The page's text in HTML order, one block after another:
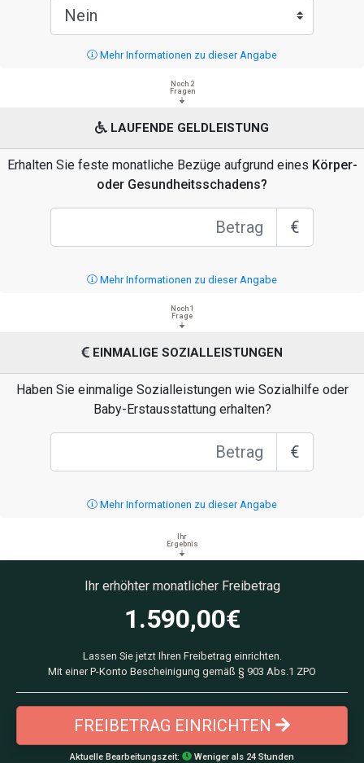
Mehr Informationen zu dieser Angabe
Noch 2
Fragen
LAUFENDE GELDLEISTUNG
Erhalten Sie feste monatliche Bezüge aufgrund eines Körper-
oder Gesundheitsschadens?
€
Mehr Informationen zu dieser Angabe
Noch 1
Frage
EINMALIGE SOZIALLEISTUNGEN
Haben Sie einmalige Sozialleistungen wie Sozialhilfe oder
Baby-Erstausstattung erhalten?
€
Mehr Informationen zu dieser Angabe
Ihr
Ergebnis
Ihr erhöhter monatlicher Freibetrag
1.590,00€
Lassen Sie jetzt Ihren Freibetrag einrichten.
Mit einer P-Konto Bescheinigung gemäß § 903 Abs.1 ZPO
FREIBETRAG EINRICHTEN
Aktuelle Bearbeitungszeit: Weniger als 24 Stunden